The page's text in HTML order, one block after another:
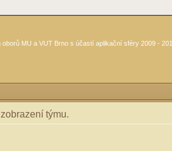
MU a VUT Brno s účastí aplikační sféry 2009 -
týmu.